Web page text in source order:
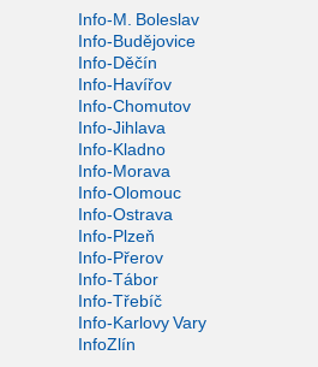
Info-M. Boleslav
Info-Budějovice
Info-Děčín
Info-Havířov
Info-Chomutov
Info-Jihlava
Info-Kladno
Info-Morava
Info-Olomouc
Info-Ostrava
Info-Plzeň
Info-Přerov
Info-Tábor
Info-Třebíč
Info-Karlovy Vary
InfoZlín